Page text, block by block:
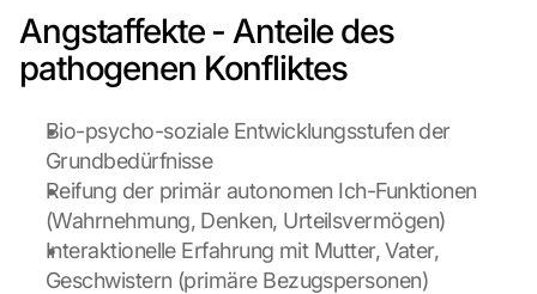
Angstaffekte - Anteile des
pathogenen Konfliktes
Bio-psycho-soziale Entwicklungsstufen der
Grundbedürfnisse
Reifung der primär autonomen Ich-Funktionen
(Wahrnehmung, Denken, Urteilsvermögen)
Interaktionelle Erfahrung mit Mutter, Vater,
Geschwistern (primäre Bezugspersonen)